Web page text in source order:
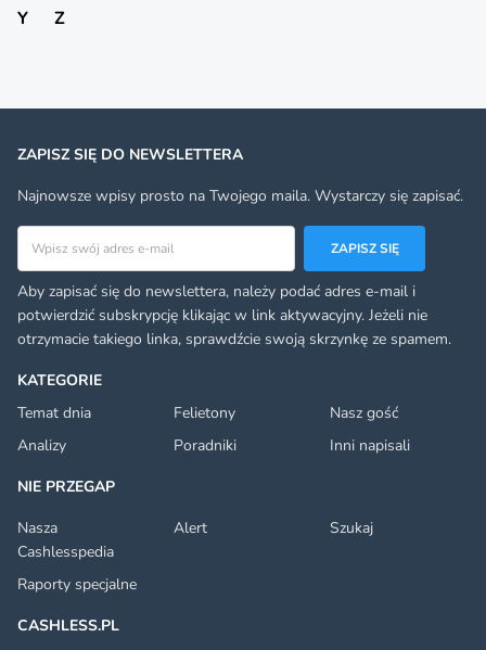
Y
Z
KATEGORIE
Temat dnia
Felietony
Nasz gość
Analizy
Poradniki
Inni napisali
NIE PRZEGAP
Nasza
Cashlesspedia
Alert Szukaj
Raporty specjalne
CASHLESS.PL
ZAPISZ SIĘ DO NEWSLETTERA
Najnowsze wpisy prosto na Twojego maila. Wystarczy się zapisać.
ZAPISZ SIĘ
Aby zapisać się do newslettera, należy podać adres e-mail i
potwierdzić subskrypcję klikając w link aktywacyjny. Jeżeli nie
otrzymacie takiego linka, sprawdźcie swoją skrzynkę ze spamem.